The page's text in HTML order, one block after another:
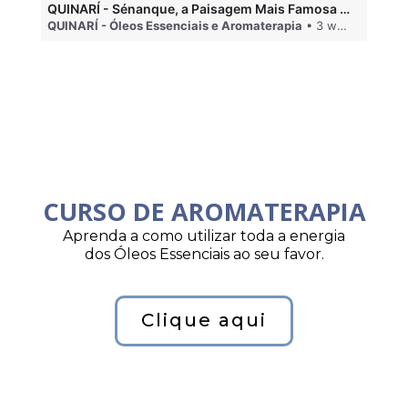
QUINARÍ - Sénanque, a Paisagem Mais Famosa da Aromaterapia
QUINARÍ - Óleos Essenciais e Aromaterapia • 3 weeks ago
CURSO DE AROMATERAPIA
Aprenda a como utilizar toda a energia
dos Óleos Essenciais ao seu favor.
Clique aqui